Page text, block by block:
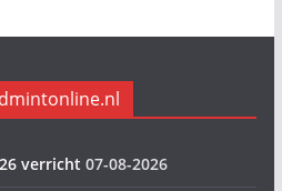
verricht 07-08-2026